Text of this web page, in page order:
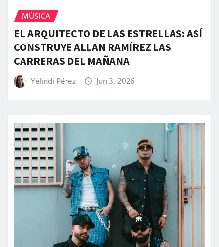
MÚSICA
EL ARQUITECTO DE LAS ESTRELLAS: ASÍ
CONSTRUYE ALLAN RAMÍREZ LAS
CARRERAS DEL MAÑANA
Yelindi Pérez Jun 3, 2026